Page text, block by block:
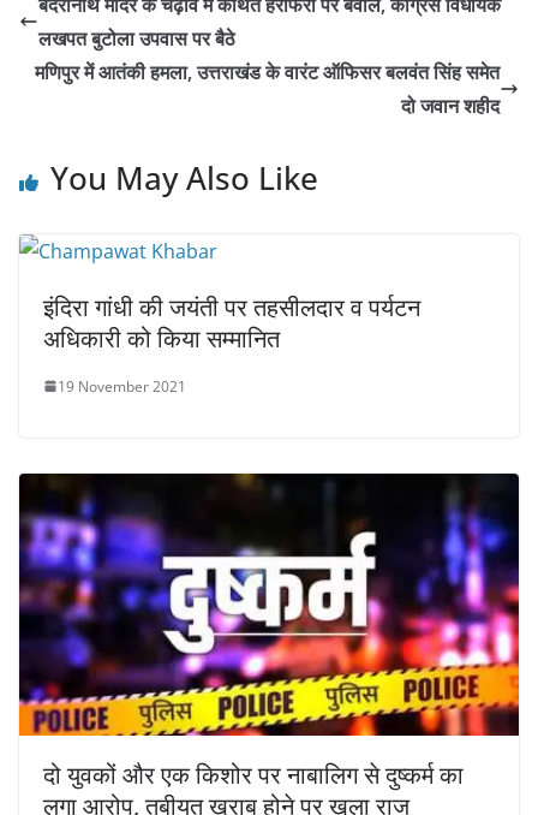
लखपत बुटोला उपवास पर बैठे
मणिपुर में आतंकी हमला, उत्तराखंड के वारंट ऑफिसर बलवंत सिंह समेत
दो जवान शहीद
You May Also Like
इंदिरा गांधी की जयंती पर तहसीलदार व पर्यटन
अधिकारी को किया सम्मानित
19 November 2021
दो युवकों और एक किशोर पर नाबालिग से दुष्कर्म का
लगा आरोप, तबीयत खराब होने पर खुला राज